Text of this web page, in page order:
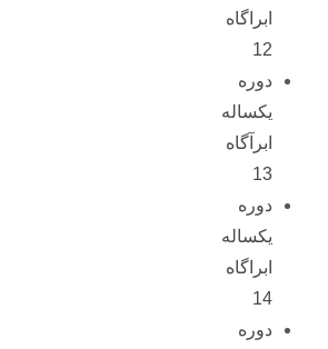
ابراگاه
12
دوره
یکساله
ابرآگاه
13
دوره
یکساله
ابراگاه
14
دوره